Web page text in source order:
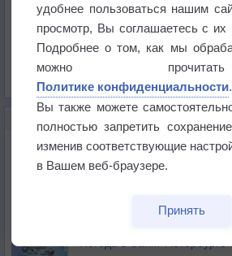
Давление
Осадки
Список всех карт
Погода в Екатеринбурге 6
Погода в Санкт-Петербурге
удобнее пользоваться нашим
просмотр, Вы соглашаетесь с их
Подробнее о том, как мы
можно
Политике конфиденциальности.
Вы также можете
полностью запретить
изменив соответствующие
в Вашем веб-браузере.
Принять